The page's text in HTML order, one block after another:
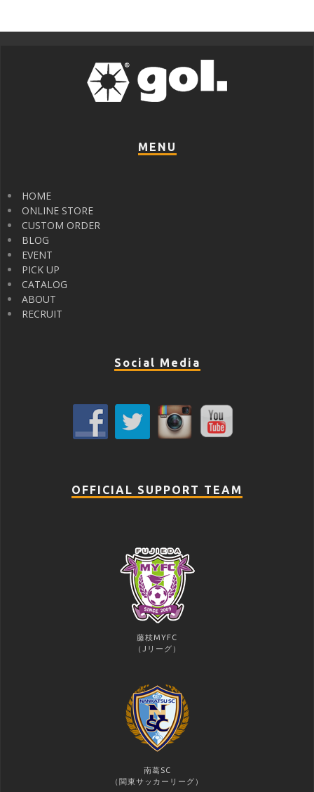
MENU
HOME
ONLINE STORE
CUSTOM ORDER
BLOG
EVENT
PICK UP
CATALOG
ABOUT
RECRUIT
Social Media
OFFICIAL SUPPORT TEAM
藤枝MYFC
（Jリーグ）
南葛SC
（関東サッカーリーグ）